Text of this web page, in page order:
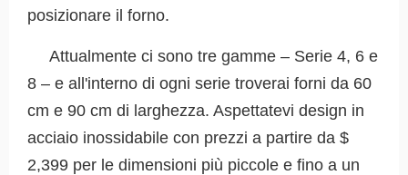
posizionare il forno.
Attualmente ci sono tre gamme – Serie 4, 6 e
8 – e all'interno di ogni serie troverai forni da 60
cm e 90 cm di larghezza. Aspettatevi design in
acciaio inossidabile con prezzi a partire da $
2,399 per le dimensioni più piccole e fino a un